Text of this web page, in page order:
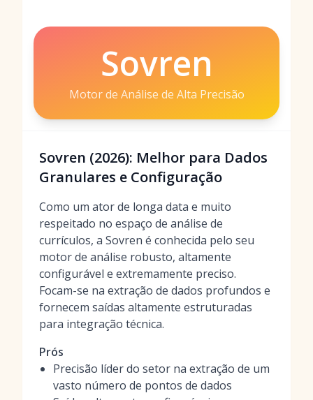
Sovren
Motor de Análise de Alta Precisão
Sovren (2026): Melhor para Dados
Granulares e Configuração
Como um ator de longa data e muito
respeitado no espaço de análise de
currículos, a Sovren é conhecida pelo seu
motor de análise robusto, altamente
configurável e extremamente preciso.
Focam-se na extração de dados profundos e
fornecem saídas altamente estruturadas
para integração técnica.
Prós
Precisão líder do setor na extração de um
vasto número de pontos de dados